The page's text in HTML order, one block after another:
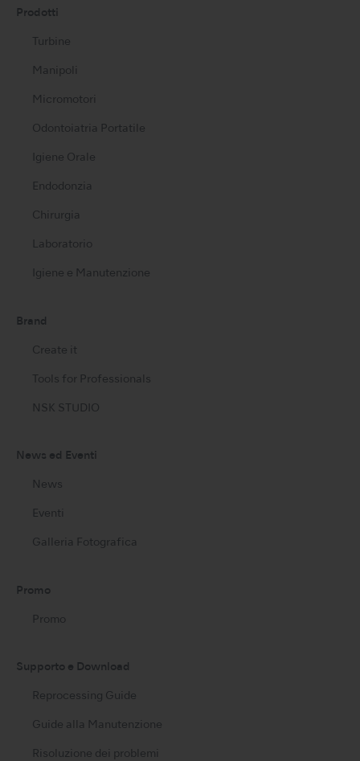
Prodotti
Turbine
Manipoli
Micromotori
Odontoiatria Portatile
Igiene Orale
Endodonzia
Chirurgia
Laboratorio
Igiene e Manutenzione
Brand
Create it
Tools for Professionals
NSK STUDIO
News ed Eventi
News
Eventi
Galleria Fotografica
Promo
Promo
Supporto e Download
Reprocessing Guide
Guide alla Manutenzione
Risoluzione dei problemi